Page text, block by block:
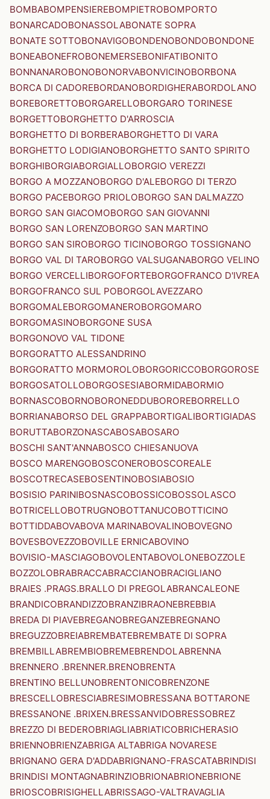
BOMBABOMPENSIEREBOMPIETROBOMPORTO
BONARCADOBONASSOLABONATE SOPRA
BONATE SOTTOBONAVIGOBONDENOBONDOBONDONE
BONEABONEFROBONEMERSEBONIFATIBONITO
BONNANAROBONOBONORVABONVICINOBORBONA
BORCA DI CADOREBORDANOBORDIGHERABORDOLANO
BOREBORETTOBORGARELLOBORGARO TORINESE
BORGETTOBORGHETTO D'ARROSCIA
BORGHETTO DI BORBERABORGHETTO DI VARA
BORGHETTO LODIGIANOBORGHETTO SANTO SPIRITO
BORGHIBORGIABORGIALLOBORGIO VEREZZI
BORGO A MOZZANOBORGO D'ALEBORGO DI TERZO
BORGO PACEBORGO PRIOLOBORGO SAN DALMAZZO
BORGO SAN GIACOMOBORGO SAN GIOVANNI
BORGO SAN LORENZOBORGO SAN MARTINO
BORGO SAN SIROBORGO TICINOBORGO TOSSIGNANO
BORGO VAL DI TAROBORGO VALSUGANABORGO VELINO
BORGO VERCELLIBORGOFORTEBORGOFRANCO D'IVREA
BORGOFRANCO SUL POBORGOLAVEZZARO
BORGOMALEBORGOMANEROBORGOMARO
BORGOMASINOBORGONE SUSA
BORGONOVO VAL TIDONE
BORGORATTO ALESSANDRINO
BORGORATTO MORMOROLOBORGORICCOBORGOROSE
BORGOSATOLLOBORGOSESIABORMIDABORMIO
BORNASCOBORNOBORONEDDUBOROREBORRELLO
BORRIANABORSO DEL GRAPPABORTIGALIBORTIGIADAS
BORUTTABORZONASCABOSABOSARO
BOSCHI SANT'ANNABOSCO CHIESANUOVA
BOSCO MARENGOBOSCONEROBOSCOREALE
BOSCOTRECASEBOSENTINOBOSIABOSIO
BOSISIO PARINIBOSNASCOBOSSICOBOSSOLASCO
BOTRICELLOBOTRUGNOBOTTANUCOBOTTICINO
BOTTIDDABOVABOVA MARINABOVALINOBOVEGNO
BOVESBOVEZZOBOVILLE ERNICABOVINO
BOVISIO-MASCIAGOBOVOLENTABOVOLONEBOZZOLE
BOZZOLOBRABRACCABRACCIANOBRACIGLIANO
BRAIES .PRAGS.BRALLO DI PREGOLABRANCALEONE
BRANDICOBRANDIZZOBRANZIBRAONEBREBBIA
BREDA DI PIAVEBREGANOBREGANZEBREGNANO
BREGUZZOBREIABREMBATEBREMBATE DI SOPRA
BREMBILLABREMBIOBREMEBRENDOLABRENNA
BRENNERO .BRENNER.BRENOBRENTA
BRENTINO BELLUNOBRENTONICOBRENZONE
BRESCELLOBRESCIABRESIMOBRESSANA BOTTARONE
BRESSANONE .BRIXEN.BRESSANVIDOBRESSOBREZ
BREZZO DI BEDEROBRIAGLIABRIATICOBRICHERASIO
BRIENNOBRIENZABRIGA ALTABRIGA NOVARESE
BRIGNANO GERA D'ADDABRIGNANO-FRASCATABRINDISI
BRINDISI MONTAGNABRINZIOBRIONABRIONEBRIONE
BRIOSCOBRISIGHELLABRISSAGO-VALTRAVAGLIA